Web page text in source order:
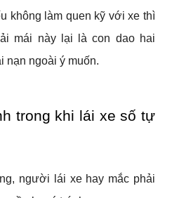
không làm quen kỹ với xe thì
mái này lại là con dao hai
nạn ngoài ý muốn.
trong khi lái xe số tự
người lái xe hay mắc phải